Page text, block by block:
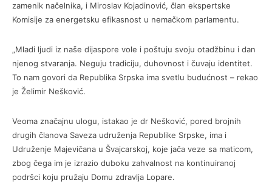
zamenik načelnika, i Miroslav Kojadinović, član ekspertske
Komisije za energetsku efikasnost u nemačkom parlamentu.
„Mladi ljudi iz naše dijaspore vole i poštuju svoju otadžbinu i dan
njenog stvaranja. Neguju tradiciju, duhovnost i čuvaju identitet.
To nam govori da Republika Srpska ima svetlu budućnost – rekao
je Želimir Nešković.
Veoma značajnu ulogu, istakao je dr Nešković, pored brojnih
drugih članova Saveza udruženja Republike Srpske, ima i
Udruženje Majevičana u Švajcarskoj, koje jača veze sa maticom,
zbog čega im je izrazio duboku zahvalnost na kontinuiranoj
podršci koju pružaju Domu zdravlja Lopare.